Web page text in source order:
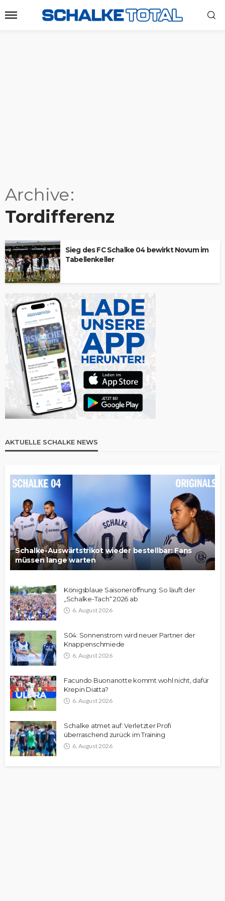
Archive
Tordifferenz
Sieg des FC Schalke 04 bewirkt Novum im
Tabellenkeller
AKTUELLE SCHALKE NEWS
Schalke-Auswärtstrikot wieder bestellbar: Fans
müssen lange warten
Königsblaue Saisoneröffnung: So läuft der
„Schalke-Tach“ 2026 ab
6. August 2026
S04: Sonnenstrom wird neuer Partner der
Knappenschmiede
6. August 2026
Facundo Buonanotte kommt wohl nicht, dafür
Krepin Diatta?
6. August 2026
Schalke atmet auf: Verletzter Profi
überraschend zurück im Training
6. August 2026